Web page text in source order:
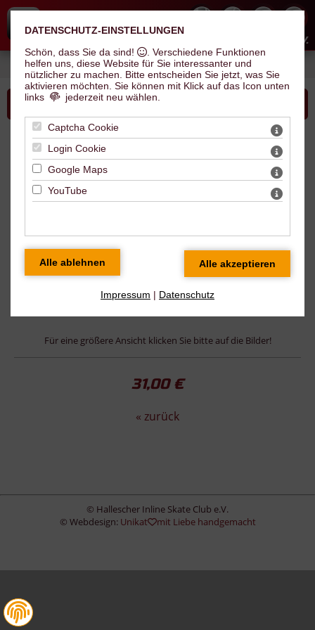
Hallescher Inline Skate Club e.V.
Sie sind hier: Verein >Auf einen Blick> Fanshop
Bitte wählen Sie...
Poloshirt Judge
Für eine größere Ansicht klicken Sie bitte auf die Bilder!
31,00 €
« zurück
© Hallescher Inline Skate Club e.V.
© Webdesign: Unikat mit Liebe handgemacht
DATENSCHUTZ-EINSTELLUNGEN
Schön, dass Sie da sind!
. Verschiedene Funktionen
helfen uns, diese Website für Sie interessanter und
nützlicher zu machen.
Bitte entscheiden Sie jetzt, was Sie
aktivieren möchten. Sie können mit Klick auf das Icon unten
links
jederzeit neu wählen.
Captcha Cookie
Login Cookie
Google Maps
YouTube
Impressum | Datenschutz